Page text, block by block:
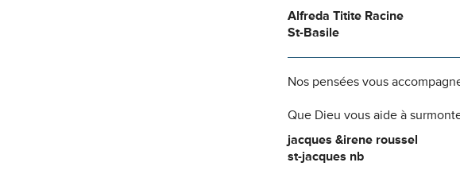
Alfreda Titite Racine
St-Basile
Nos pensées vous
Que Dieu vous aide à
jacques &irene roussel
st-jacques nb